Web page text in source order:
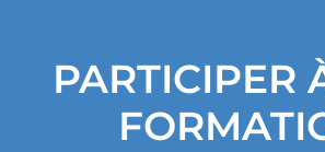
PARTICIPER